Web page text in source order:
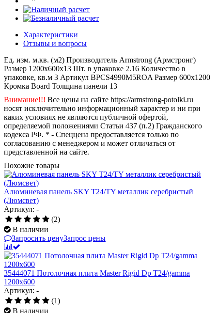
Характеристики
Отзывы и вопросы
Ед. изм. м.кв. (м2) Производитель Armstrong (Армстронг)
Размер 1200x600x13 Шт. в упаковке 2.16 Количество в
упаковке, кв.м 3 Артикул BPCS4990M5ROA Размер 600x1200
Кромка Board Толщина панели 13
Внимание!!! Все цены на сайте https://armstrong-potolki.ru
носят исключительно информационный характер и ни при
каких условиях не являются публичной офертой,
определяемой положениями Статьи 437 (п.2) Гражданского
кодекса РФ. * - Спеццена предоставляется только по
согласованию с менеджером и может отличаться от
представленной на сайте.
Похожие товары
Алюминевая панель SKY T24/TY металлик серебристый
(Люмсвет)
Артикул: -
(2)
В наличии
Запросить ценуЗапрос цены
35444071 Потолочная плита Master Rigid Dp T24/gamma
1200x600
Артикул: -
(1)
В наличии